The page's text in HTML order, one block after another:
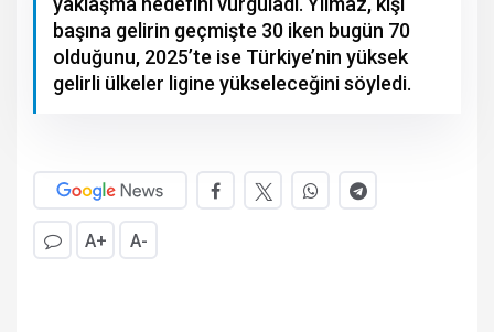
başına gelirin geçmişte 30 iken bugün 70
olduğunu, 2025’te ise Türkiye’nin yüksek
gelirli ülkeler ligine yükseleceğini söyledi.
A+ A-